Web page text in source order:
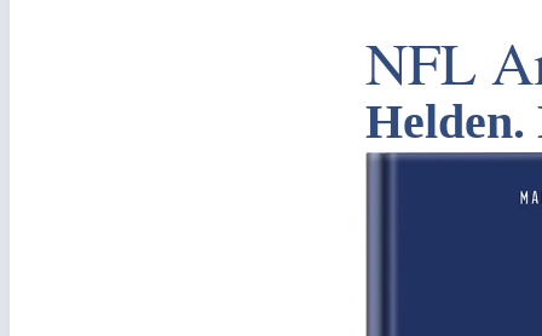
NFL
Helden.